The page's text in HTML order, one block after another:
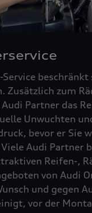
Service
Zusätzlich zum
Partner das
Unwuchten
bevor er Sie
Audi Partner
Reifen-,
von Audi
und gegen
vor der